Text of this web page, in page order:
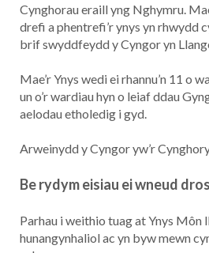
Cynghorau eraill yng Nghymru.
drefi a phentrefi’r ynys yn rhwydd
brif swyddfeydd y Cyngor yn
Mae’r Ynys wedi ei rhannu’n 11 o
un o’r wardiau hyn o leiaf ddau
aelodau etholedig i gyd.
Arweinydd y Cyngor yw’r
Be rydym eisiau ei wneud
Parhau i weithio tuag at Ynys Môn
hunangynhaliol ac yn byw mewn